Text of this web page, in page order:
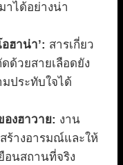
ได้อย่างน่า
ฮาน่า’: สารเกี่ยว
ด้วยสายเลือดยัง
มประทับใจได้
งฮาวาย: งาน
ร้างอารมณ์และให้
อนสถานที่จริง